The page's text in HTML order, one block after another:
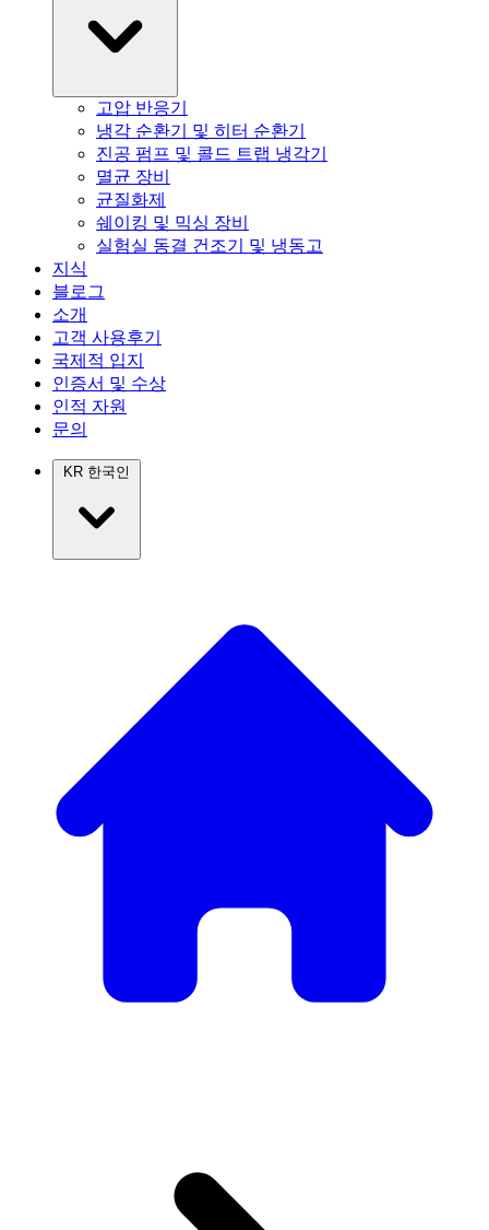
고압 반응기
냉각 순환기 및 히터 순환기
진공 펌프 및 콜드 트랩 냉각기
멸균 장비
균질화제
쉐이킹 및 믹싱 장비
실험실 동결 건조기 및 냉동고
지식
블로그
소개
고객 사용후기
국제적 입지
인증서 및 수상
인적 자원
문의
KR 한국인